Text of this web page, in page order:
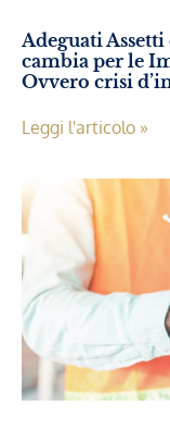
Adeguati
cambia per le
Ovvero crisi
Leggi l'articolo »